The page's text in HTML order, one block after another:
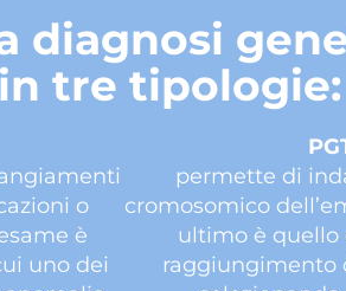
diagnosi
tre tipologie:
o
è
uno dei
permette di
cromosomico
ultimo è quello
raggiungimento